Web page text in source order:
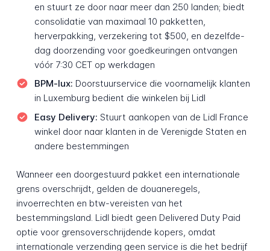
en stuurt ze door naar meer dan 250 landen; biedt
consolidatie van maximaal 10 pakketten,
herverpakking, verzekering tot $500, en dezelfde-
dag doorzending voor goedkeuringen ontvangen
vóór 7:30 CET op werkdagen
BPM-lux: Doorstuurservice die voornamelijk klanten
in Luxemburg bedient die winkelen bij Lidl
Easy Delivery: Stuurt aankopen van de Lidl France
winkel door naar klanten in de Verenigde Staten en
andere bestemmingen
Wanneer een doorgestuurd pakket een internationale
grens overschrijdt, gelden de douaneregels,
invoerrechten en btw-vereisten van het
bestemmingsland. Lidl biedt geen Delivered Duty Paid
optie voor grensoverschrijdende kopers, omdat
internationale verzending geen service is die het bedrijf